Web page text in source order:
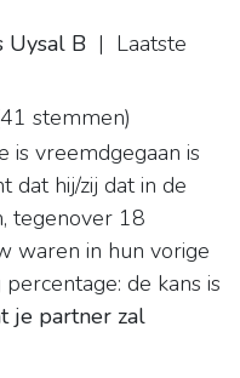
Uysal B | Laatste
41 stemmen)
is vreemdgegaan is
dat hij/zij dat in de
tegenover 18
waren in hun vorige
de kans is
je partner zal